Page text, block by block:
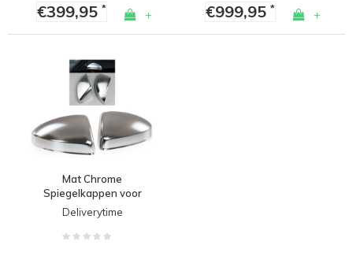
€399,95* + €999,95* +
Mat Chrome
Spiegelkappen voor
Audi TT 8S
Deliverytime